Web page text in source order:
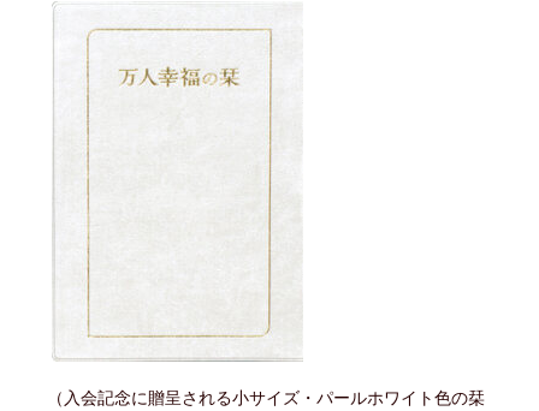
（入会記念に贈呈される小サイズ・パールホワイト色の栞